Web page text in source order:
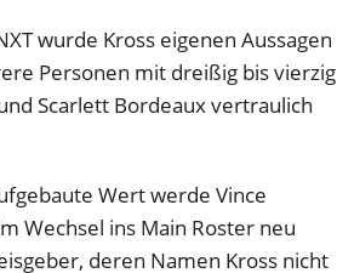
wurde Kross eigenen Aussagen
Personen mit dreißig bis vierzig
Scarlett Bordeaux vertraulich
Wert werde Vince
Wechsel ins Main Roster neu
deren Namen Kross nicht